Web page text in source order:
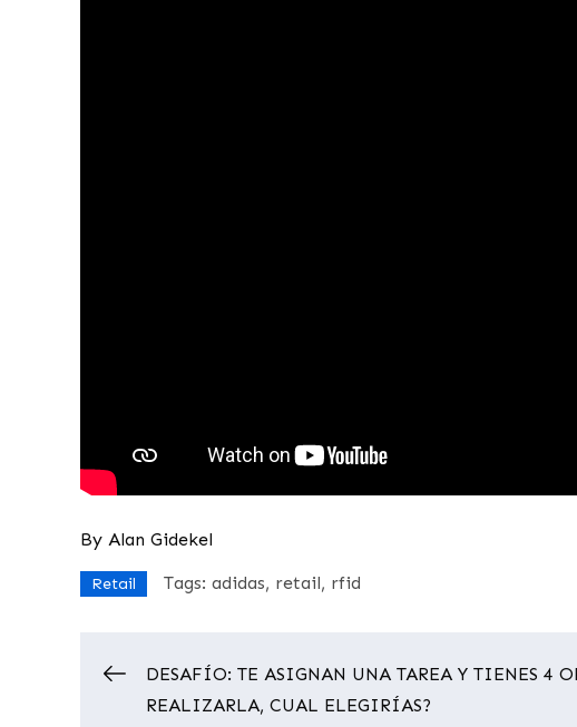
By Alan Gidekel
Retail Tags: adidas retail rfid
Navegación
DESAFÍO: TE ASIGNAN UNA TAREA Y TIENES 4
REALIZARLA, CUAL ELEGIRÍAS?